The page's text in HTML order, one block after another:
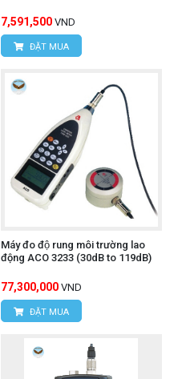
7,591,500 VND
ĐẶT MUA
Máy đo độ rung môi trường lao
động ACO 3233 (30dB to 119dB)
77,300,000 VND
ĐẶT MUA